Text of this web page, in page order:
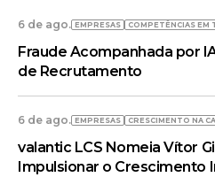
6 de ago. EMPRESAS COMPETÊNCIAS EM
Fraude Acompanhada por
de Recrutamento
6 de ago. EMPRESAS CRESCIMENTO NA
valantic LCS Nomeia Vítor
Impulsionar o Crescimento